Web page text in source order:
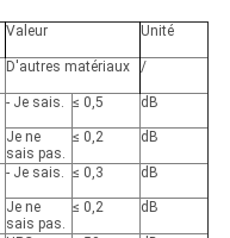
Valeur Unité
D'autres matériaux /
- Je sais. ≤ 0,5 dB
Je ne
sais pas.
≤ 0,2 dB
- Je sais. ≤ 0,3 dB
Je ne
sais pas.
≤ 0,2 dB